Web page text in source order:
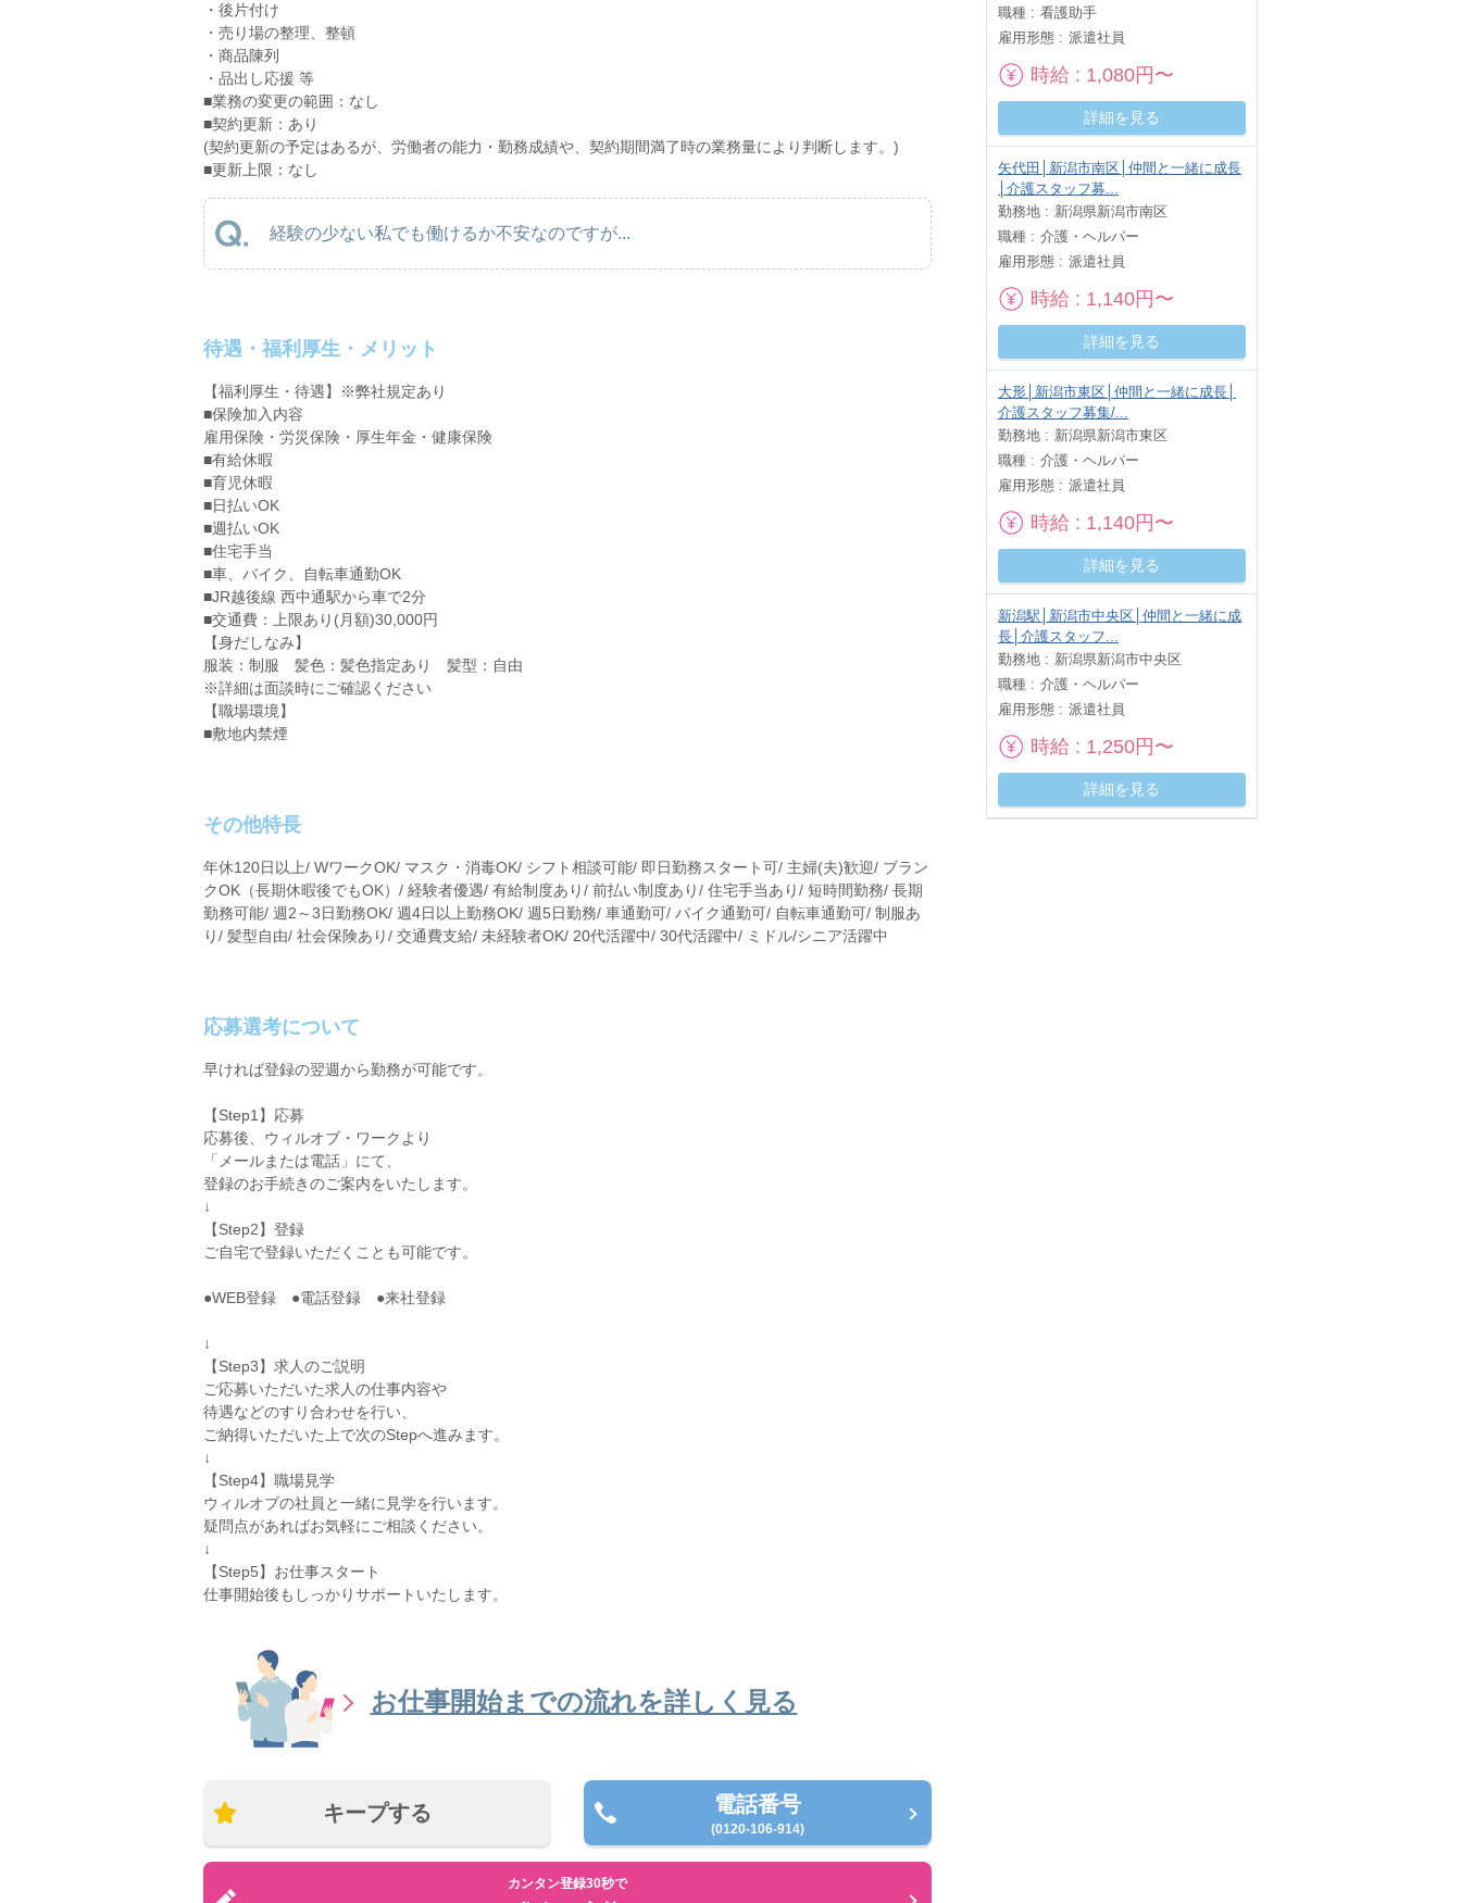
・後片付け
・売り場の整理、整頓
・商品陳列
・品出し応援 等
■業務の変更の範囲：なし
■契約更新：あり
(契約更新の予定はあるが、労働者の能力・勤務成績や、契約期間満了時の業務量により判断します。)
■更新上限：なし
経験の少ない私でも働けるか不安なのですが...
待遇・福利厚生・メリット
【福利厚生・待遇】※弊社規定あり
■保険加入内容
雇用保険・労災保険・厚生年金・健康保険
■有給休暇
■育児休暇
■日払いOK
■週払いOK
■住宅手当
■車、バイク、自転車通勤OK
■JR越後線 西中通駅から車で2分
■交通費：上限あり(月額)30,000円
【身だしなみ】
服装：制服 髪色：髪色指定あり 髪型：自由
※詳細は面談時にご確認ください
【職場環境】
■敷地内禁煙
その他特長
年休120日以上/ WワークOK/ マスク・消毒OK/ シフト相談可能/ 即日勤務スタート可/ 主婦(夫)歓迎/ ブラン
クOK（長期休暇後でもOK）/ 経験者優遇/ 有給制度あり/ 前払い制度あり/ 住宅手当あり/ 短時間勤務/ 長期
勤務可能/ 週2～3日勤務OK/ 週4日以上勤務OK/ 週5日勤務/ 車通勤可/ バイク通勤可/ 自転車通勤可/ 制服あ
り/ 髪型自由/ 社会保険あり/ 交通費支給/ 未経験者OK/ 20代活躍中/ 30代活躍中/ ミドル/シニア活躍中
応募選考について
早ければ登録の翌週から勤務が可能です。
【Step1】応募
応募後、ウィルオブ・ワークより
「メールまたは電話」にて、
登録のお手続きのご案内をいたします。
↓
【Step2】登録
ご自宅で登録いただくことも可能です。
●WEB登録 ●電話登録 ●来社登録
↓
【Step3】求人のご説明
ご応募いただいた求人の仕事内容や
待遇などのすり合わせを行い、
ご納得いただいた上で次のStepへ進みます。
↓
【Step4】職場見学
ウィルオブの社員と一緒に見学を行います。
疑問点があればお気軽にご相談ください。
↓
【Step5】お仕事スタート
仕事開始後もしっかりサポートいたします。
お仕事開始までの流れを詳しく見る
キープする 電話番号
(0120-106-914)
カンタン登録30秒で
職種
看護助手
雇用形態
派遣社員
時給 1,080円〜
詳細を見る
矢代田│新潟市南区│仲間と一緒に成長
│介護スタッフ募...
勤務地
新潟県新潟市南区
職種
介護・ヘルパー
雇用形態
派遣社員
時給 1,140円〜
詳細を見る
大形│新潟市東区│仲間と一緒に成長│
介護スタッフ募集/...
勤務地
新潟県新潟市東区
職種
介護・ヘルパー
雇用形態
派遣社員
時給 1,140円〜
詳細を見る
新潟駅│新潟市中央区│仲間と一緒に成
長│介護スタッフ...
勤務地
新潟県新潟市中央区
職種
介護・ヘルパー
雇用形態
派遣社員
時給 1,250円〜
詳細を見る